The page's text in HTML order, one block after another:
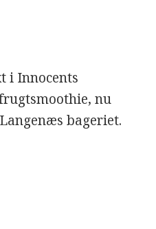
i Innocents
nu
bageriet.